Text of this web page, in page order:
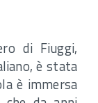
di Fiuggi,
è stata
è immersa